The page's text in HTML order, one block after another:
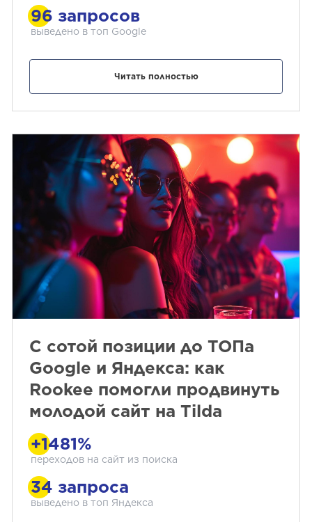
96 запросов
выведено в топ Google
Читать полностью
С сотой позиции до ТОПа
Google и Яндекса: как
Rookee помогли продвинуть
молодой сайт на Tilda
+1481%
переходов на сайт из поиска
34 запроса
выведено в топ Яндекса